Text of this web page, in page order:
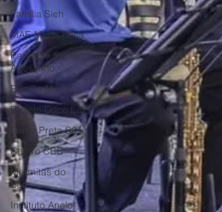
Família Sieh
MAE Maria Rosa
Paroquia Santo
Agostinho
Romilia Maria
Projeto Doce Lar
Ponte Preta S21
Centro CBC
Marmitas do
Bem
Instituto Anelo